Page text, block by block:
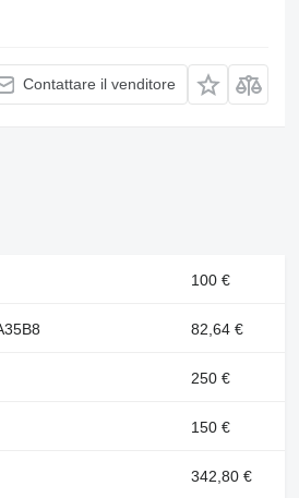
Contattare il venditore
100 €
82,64 €
250 €
150 €
342,80 €